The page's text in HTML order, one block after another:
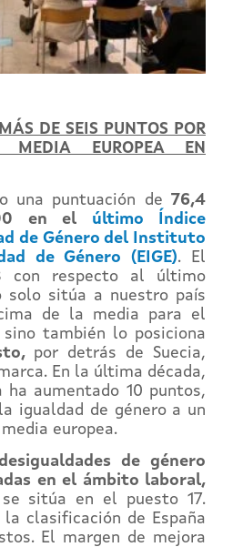
DE SEIS PUNTOS POR
EUROPEA EN
una puntuación de 76,4
en el último Índice
de Género del Instituto
de Género (EIGE). El
con respecto al último
solo sitúa a nuestro país
de la media para el
también lo posiciona
por detrás de Suecia,
En la última década,
ha aumentado 10 puntos,
igualdad de género a un
europea.
de género
en el ámbito laboral,
sitúa en el puesto 17.
la clasificación de España
El margen de mejora